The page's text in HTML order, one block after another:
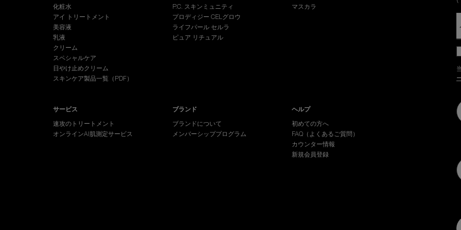
化粧水
アイ トリートメント
美容液
乳液
クリーム
スペシャルケア
日やけ止めクリーム
スキンケア製品一覧（PDF）
P.C. スキンミュニティ
プロディジー CELグロウ
ライフパール セルラ
ピュア リチュアル
マスカラ
サービス
速攻のトリートメント
オンラインAI肌測定サービス
ブランド
ブランドについて
メンバーシッププログラム
ヘルプ
初めての方へ
FAQ（よくあるご質問）
カウンター情報
新規会員登録